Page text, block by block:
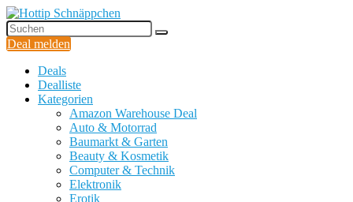
Deal melden
Deals
Dealliste
Kategorien
Amazon Warehouse Deal
Auto & Motorrad
Baumarkt & Garten
Beauty & Kosmetik
Computer & Technik
Elektronik
Erotik